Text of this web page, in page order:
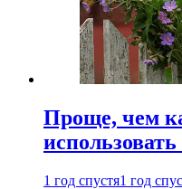
Проще, чем
1 год спустя1 год